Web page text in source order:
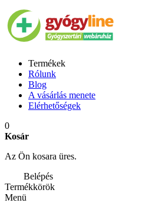
Termékek
Rólunk
Blog
A vásárlás menete
Elérhetőségek
0
Kosár
Az Ön kosara üres.
Belépés
Termékkörök
Menü